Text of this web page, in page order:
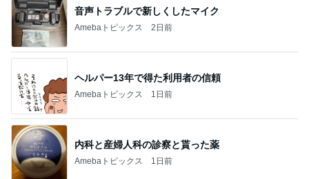
音声トラブルで新しくしたマイク
Amebaトピックス 2日前
ヘルパー13年で得た利用者の信頼
Amebaトピックス 1日前
内科と産婦人科の診察と貰った薬
Amebaトピックス 1日前